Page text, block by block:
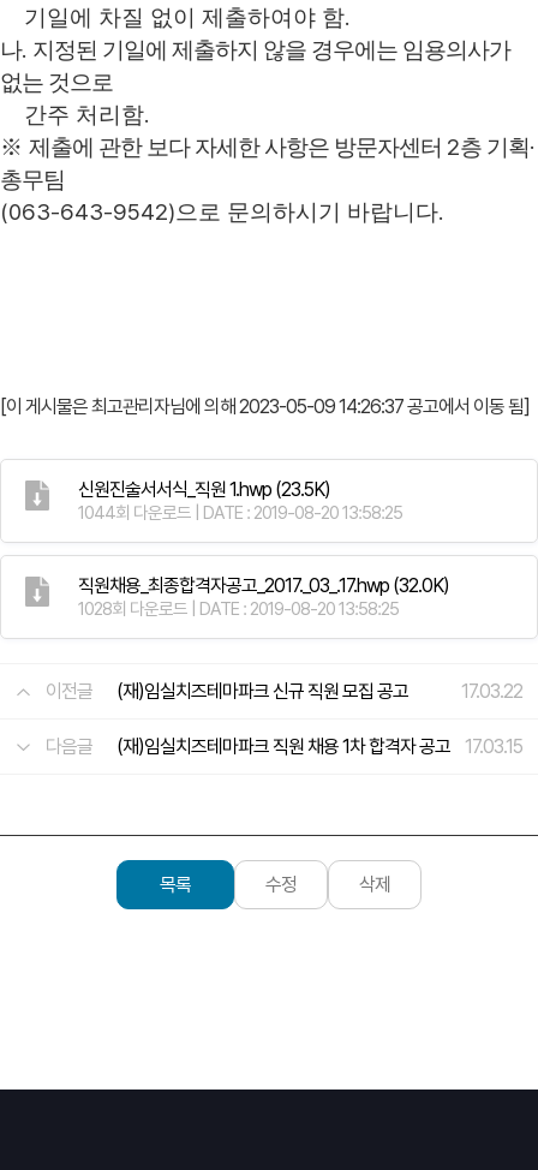
기일에 차질 없이 제출하여야 함.
나. 지정된 기일에 제출하지 않을 경우에는 임용의사가
없는 것으로
간주 처리함.
※ 제출에 관한 보다 자세한 사항은 방문자센터 2층 기획·
총무팀
(063-643-9542)으로 문의하시기 바랍니다.
[이 게시물은 최고관리자님에 의해 2023-05-09 14:26:37 공고에서 이동 됨]
신원진술서서식_직원 1.hwp (23.5K)
1044회 다운로드 | DATE : 2019-08-20 13:58:25
직원채용_최종합격자공고_2017._03_.17.hwp (32.0K)
1028회 다운로드 | DATE : 2019-08-20 13:58:25
이전글 (재)임실치즈테마파크 신규 직원 모집 공고 17.03.22
다음글 (재)임실치즈테마파크 직원 채용 1차 합격자 공고 17.03.15
목록 수정 삭제